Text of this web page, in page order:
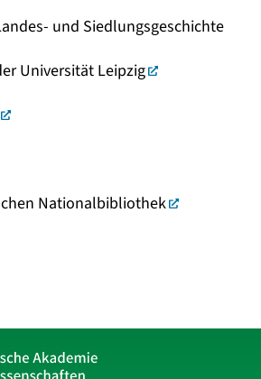
und Siedlungsgeschichte
Universität Leipzig
Nationalbibliothek